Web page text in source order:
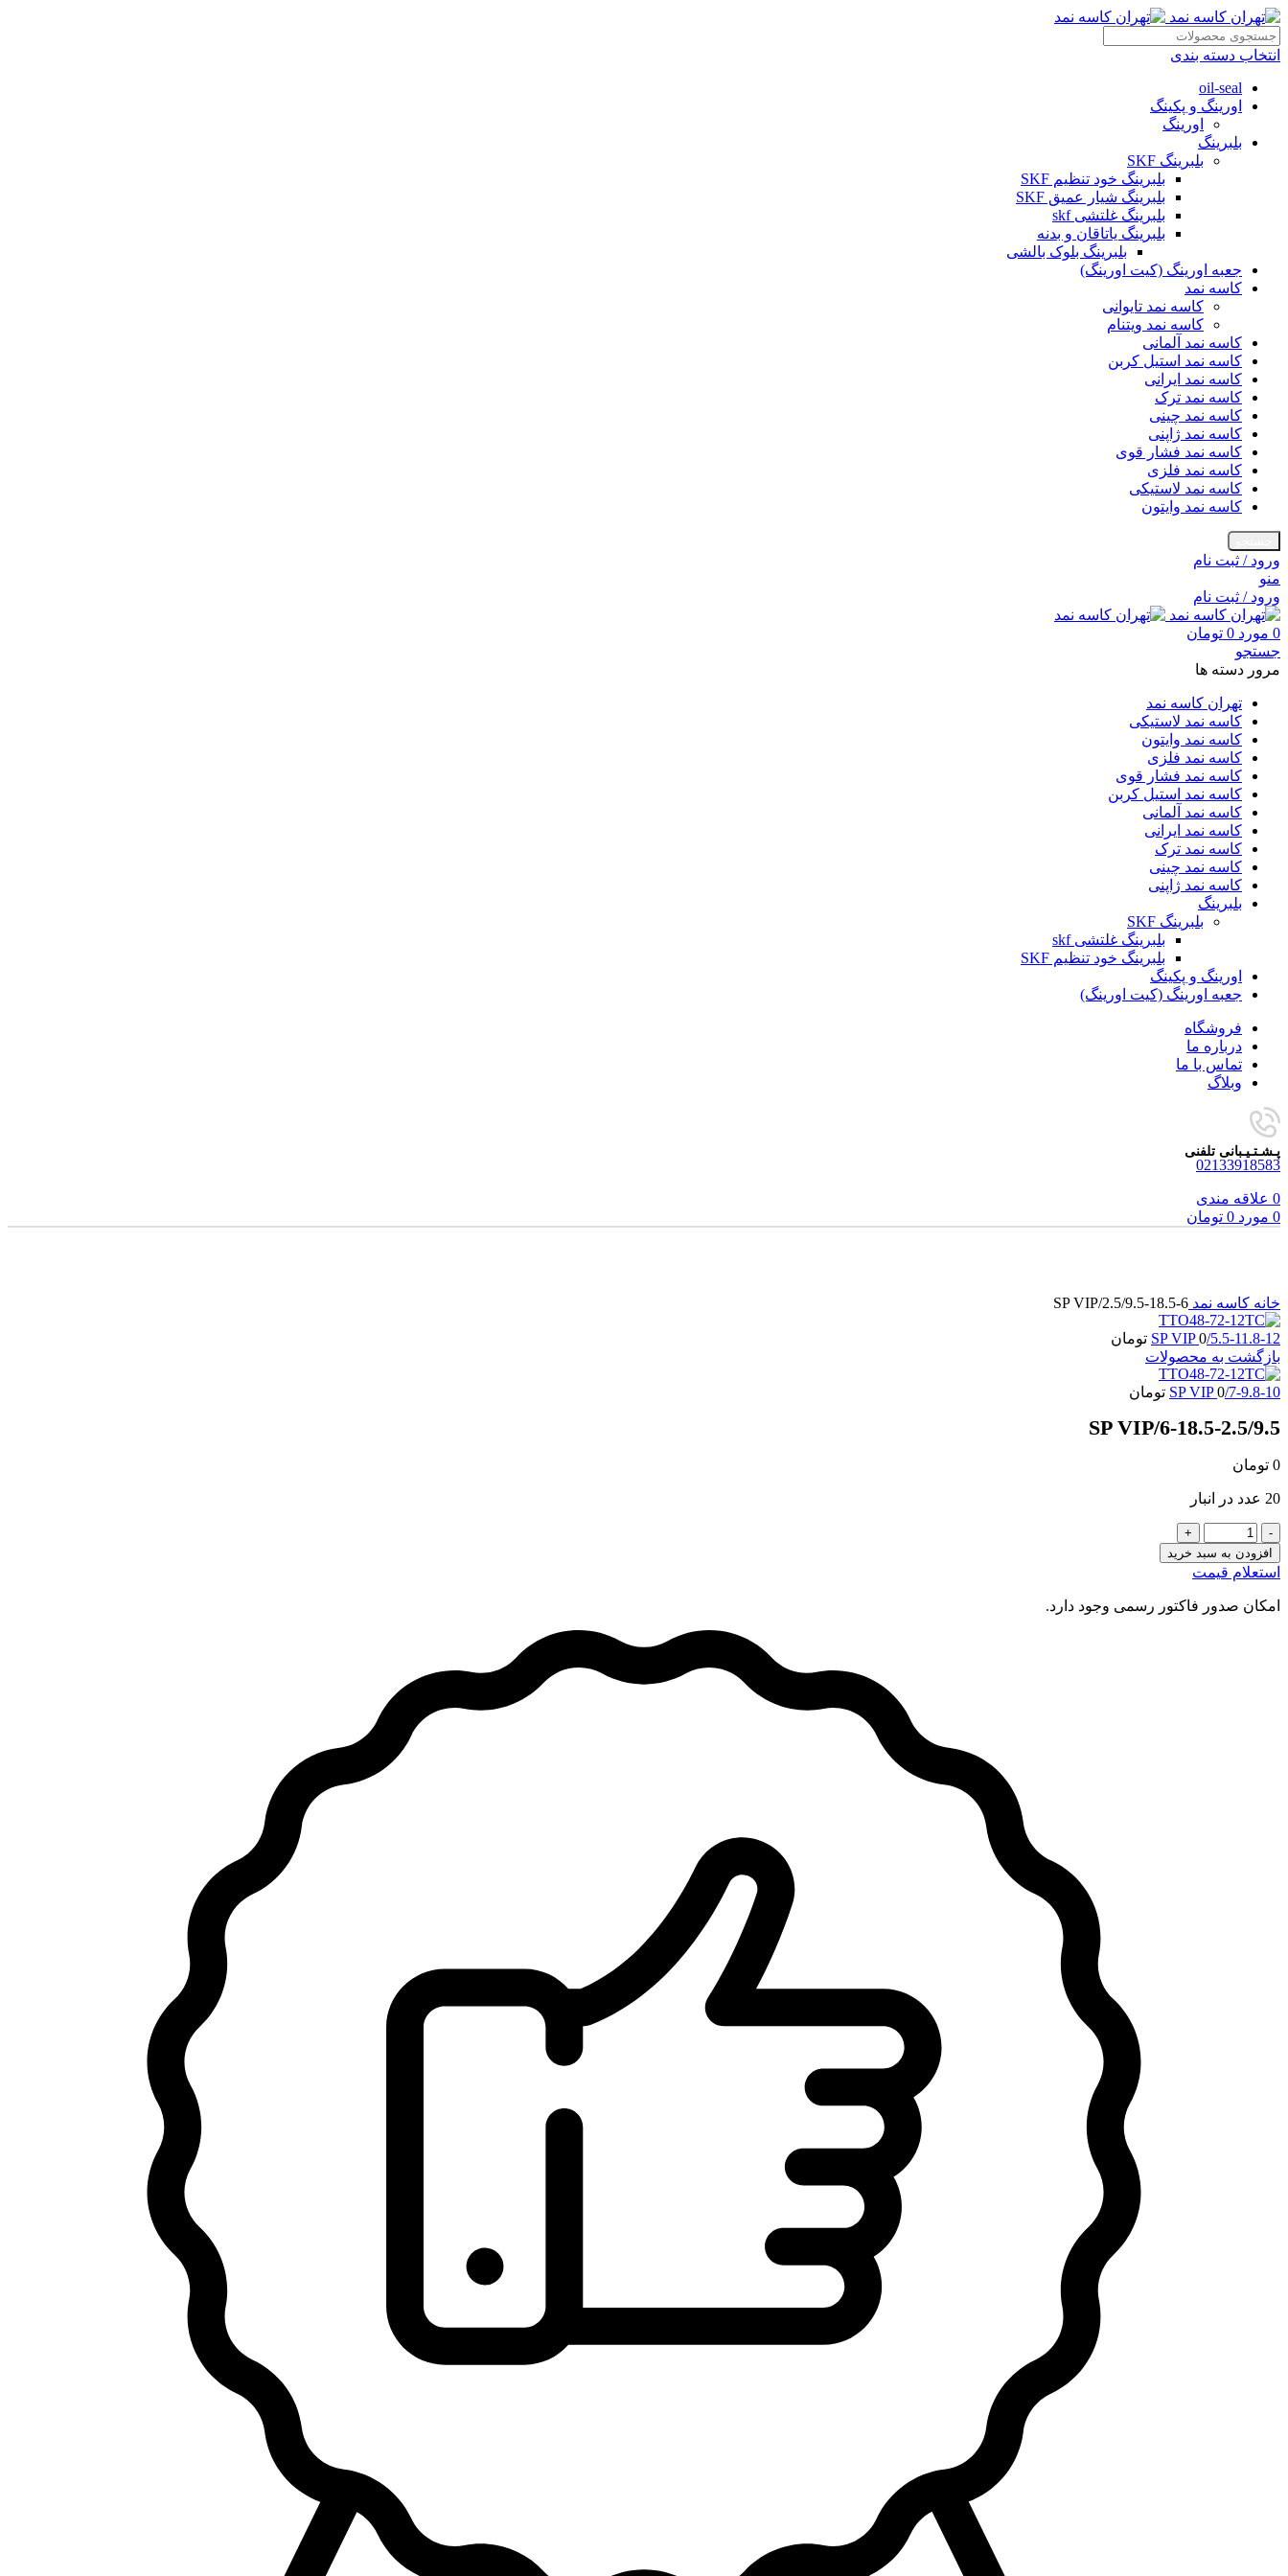
انتخاب دسته بندی
oil-seal
اورینگ و پکینگ
اورینگ
بلبرینگ
بلبرینگ SKF
بلبرینگ خود تنظیم SKF
بلبرینگ شیار عمیق SKF
بلبرینگ غلتشی skf
بلبرینگ یاتاقان و بدنه
بلبرینگ بلوک بالشی
جعبه اورینگ (کیت اورینگ)
کاسه نمد
کاسه نمد تایوانی
کاسه نمد ویتنام
کاسه نمد آلمانی
کاسه نمد استیل کربن
کاسه نمد ایرانی
کاسه نمد ترک
کاسه نمد چینی
کاسه نمد ژاپنی
کاسه نمد فشار قوی
کاسه نمد فلزی
کاسه نمد لاستیکی
کاسه نمد وایتون
ورود / ثبت نام
منو
ورود / ثبت نام
0 مورد 0 تومان
جستجو
مرور دسته ها
تهران کاسه نمد
کاسه نمد لاستیکی
کاسه نمد وایتون
کاسه نمد فلزی
کاسه نمد فشار قوی
کاسه نمد استیل کربن
کاسه نمد آلمانی
کاسه نمد ایرانی
کاسه نمد ترک
کاسه نمد چینی
کاسه نمد ژاپنی
بلبرینگ
بلبرینگ SKF
بلبرینگ غلتشی skf
بلبرینگ خود تنظیم SKF
اورینگ و پکینگ
جعبه اورینگ (کیت اورینگ)
فروشگاه
درباره ما
تماس با ما
وبلاگ
پـشـتـیـبانی تلفنی
02133918583
0 علاقه مندی
0 مورد 0 تومان
خانه کاسه نمد 6-18.5-2.5/9.5/SP VIP
5.5-11.8-12/SP VIP
0
تومان
بازگشت به محصولات
7-9.8-10/SP VIP
0 تومان
6-18.5-2.5/9.5/SP VIP
0 تومان
20 عدد در انبار
6-
18.5-
2.5/9.5/SP
VIP
عدد
افزودن به سبد خرید
استعلام قیمت
امکان صدور فاکتور رسمی وجود دارد.